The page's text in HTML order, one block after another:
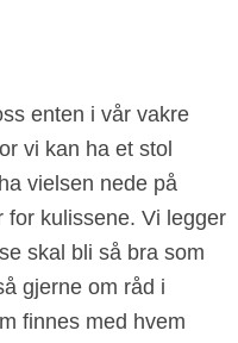
enten i vår vakre
vi kan ha et stol
vielsen nede på
for kulissene. Vi legger
skal bli så bra som
gjerne om råd i
finnes med hvem